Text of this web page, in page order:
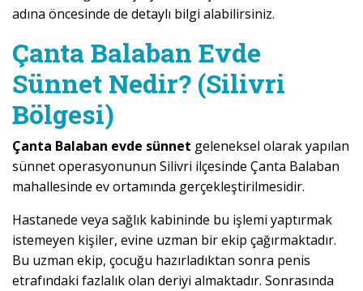
adına öncesinde de detaylı bilgi alabilirsiniz.
Çanta Balaban Evde
Sünnet Nedir? (Silivri
Bölgesi)
Çanta Balaban evde sünnet geleneksel olarak yapılan
sünnet operasyonunun Silivri ilçesinde Çanta Balaban
mahallesinde ev ortamında gerçekleştirilmesidir.
Hastanede veya sağlık kabininde bu işlemi yaptırmak
istemeyen kişiler, evine uzman bir ekip çağırmaktadır.
Bu uzman ekip, çocuğu hazırladıktan sonra penis
etrafındaki fazlalık olan deriyi almaktadır. Sonrasında